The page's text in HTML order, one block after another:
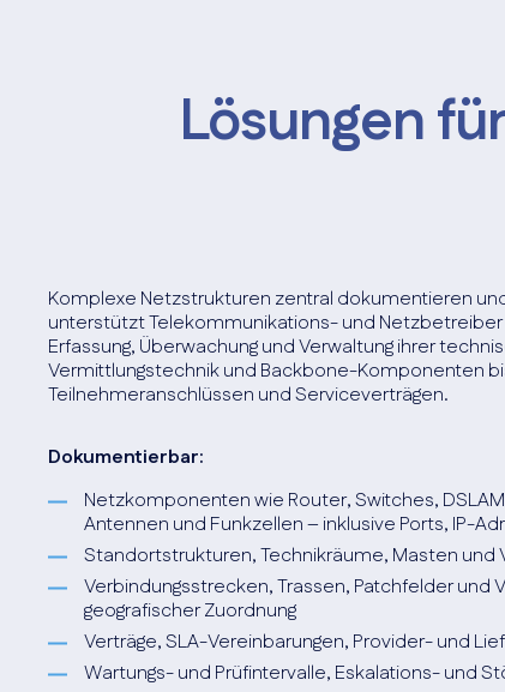
Lösungen
Komplexe Netzstrukturen zentral dokumentieren
unterstützt Telekommunikations- und
Erfassung, Überwachung und Verwaltung ihrer
Vermittlungstechnik und Backbone-Komponenten
Teilnehmeranschlüssen und Serviceverträgen.
Dokumentierbar:
Netzkomponenten wie Router, Switches,
Antennen und Funkzellen – inklusive Ports, IP-
Standortstrukturen, Technikräume, Masten und
Verbindungsstrecken, Trassen, Patchfelder und
geografischer Zuordnung
Verträge, SLA-Vereinbarungen, Provider- und
Wartungs- und Prüfintervalle, Eskalations- und